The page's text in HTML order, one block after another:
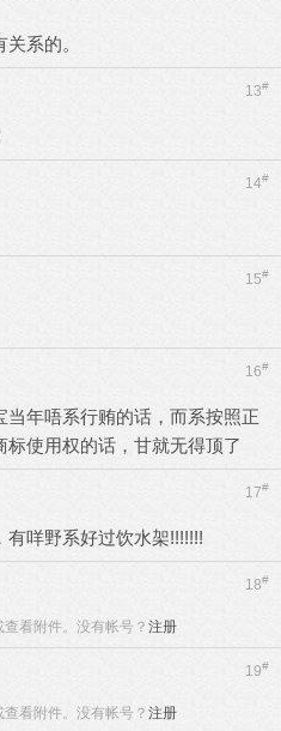
系的。
13#
14#
15#
16#
当年唔系行贿的话，而系按照正
使用权的话，甘就无得顶了
17#
咩野系好过饮水架!!!!!!!
18#
看附件。没有帐号？ 注册
19#
看附件。没有帐号？ 注册